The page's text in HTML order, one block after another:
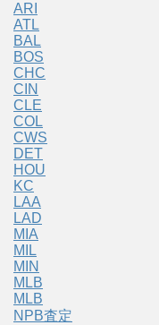
ARI
ATL
BAL
BOS
CHC
CIN
CLE
COL
CWS
DET
HOU
KC
LAA
LAD
MIA
MIL
MIN
MLB
MLB
NPB査定